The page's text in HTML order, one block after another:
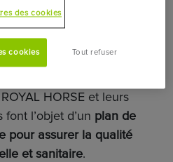
ET CNEF
HORSE et leurs
l’objet d’un plan de
pour assurer la qualité
et sanitaire.
des cookies
Tout refuser
cookies